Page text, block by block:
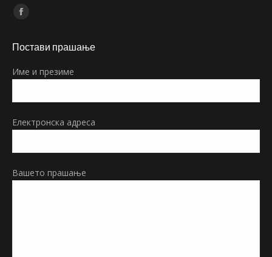
Find us on:
Facebook
opens
new
Постави прашање
Име и презиме
Електронска адреса
Вашето прашање